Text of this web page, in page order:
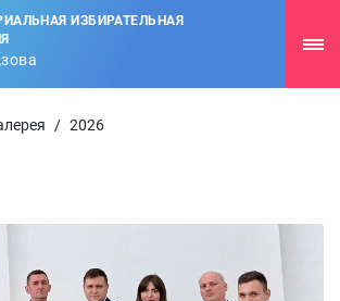
ИЗБИРАТЕЛЬНАЯ
/ 2026